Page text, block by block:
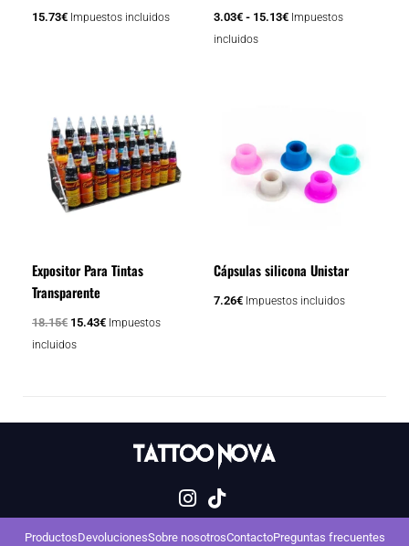
15.73€ Impuestos incluidos 3.03€ - 15.13€ Impuestos
incluidos
elegir
Expositor Para Tintas
Transparente
18.15€
original
era:
18.15€.
15.43€
actual
es:
15.43€.
Impuestos
incluidos
Cápsulas silicona Unistar
7.26€ Impuestos incluidos
múltiples
pueden
ProductosDevolucionesSobre nosotrosContactoPreguntas frecuentes